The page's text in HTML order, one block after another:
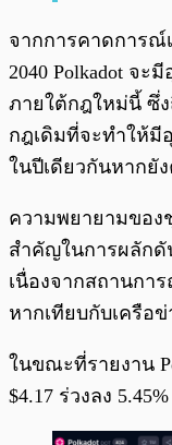
จากการคาดการณ์
2040 Polkadot จะ
ภายใต้กฎใหม่นี้ ซึ่
กฎเดิมที่จะทำให้มี
ในปีเดียวกันหากยั
ความพยายามของ
สำคัญในการผลักดั
เนื่องจากสถานกา
หากเทียบกับเครือ
ในขณะที่รายงาน
$4.17 ร่วงลง